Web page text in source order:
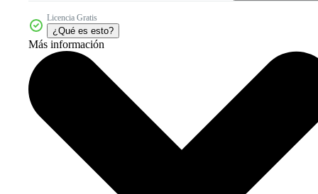
Licencia Gratis
¿Qué es esto?
Más información